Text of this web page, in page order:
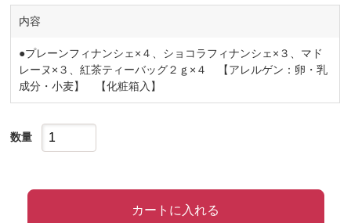
内容
●プレーンフィナンシェ×４、ショコラフィナンシェ×３、マド
レーヌ×３、紅茶ティーバッグ２ｇ×４ 【アレルゲン：卵・乳
成分・小麦】 【化粧箱入】
数量
カートに入れる